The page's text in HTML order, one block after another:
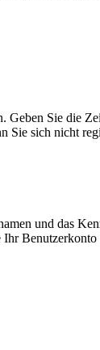
Geben Sie die
Sie sich nicht
und das
Ihr